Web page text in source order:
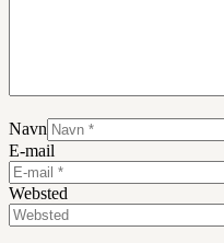
Navn
E-mail
Websted